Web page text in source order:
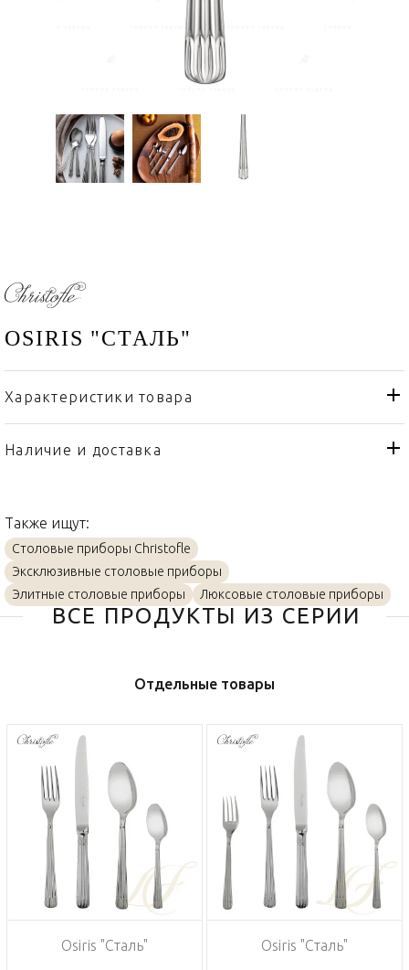
OSIRIS "СТАЛЬ"
Характеристики товара
Бренд
Christofle
Страна производителя
Наличие и доставка
Также ищут:
Столовые приборы Christofle
Эксклюзивные столовые приборы
Элитные столовые приборы
Люксовые столовые приборы
ВСЕ ПРОДУКТЫ ИЗ СЕРИИ
Отдельные товары
Osiris "Сталь" Osiris "Сталь"